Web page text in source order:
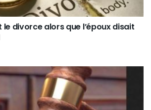
le divorce alors que l’époux disait